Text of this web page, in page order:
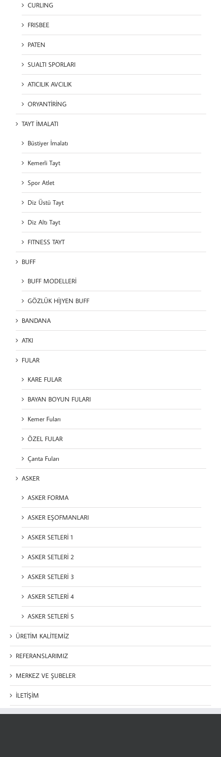
CURLING
FRISBEE
PATEN
SUALTI SPORLARI
ATICILIK AVCILIK
ORYANTİRİNG
TAYT İMALATI
Büstiyer İmalatı
Kemerli Tayt
Spor Atlet
Diz Üstü Tayt
Diz Altı Tayt
FITNESS TAYT
BUFF
BUFF MODELLERİ
GÖZLÜK HİJYEN BUFF
BANDANA
ATKI
FULAR
KARE FULAR
BAYAN BOYUN FULARI
Kemer Fuları
ÖZEL FULAR
Çanta Fuları
ASKER
ASKER FORMA
ASKER EŞOFMANLARI
ASKER SETLERİ 1
ASKER SETLERİ 2
ASKER SETLERİ 3
ASKER SETLERİ 4
ASKER SETLERİ 5
ÜRETİM KALİTEMİZ
REFERANSLARIMIZ
MERKEZ VE ŞUBELER
İLETİŞİM